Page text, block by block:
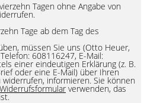
Tagen ohne Angabe von
Tage ab dem Tag des
müssen Sie uns (Otto Heuer,
608116247, E-Mail:
einer eindeutigen Erklärung (z. B.
oder eine E-Mail) über Ihren
informieren. Sie können
verwenden, das